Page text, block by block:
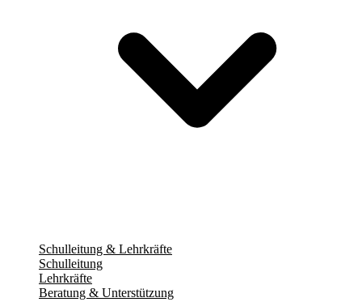
Schulleitung & Lehrkräfte
Schulleitung
Lehrkräfte
Beratung & Unterstützung